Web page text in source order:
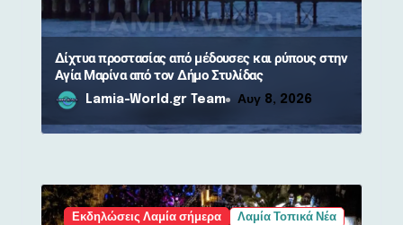
Δίχτυα προστασίας από μέδουσες και ρύπους στην
Αγία Μαρίνα από τον Δήμο Στυλίδας
Lamia-World.gr Team Αυγ 8, 2026
Εκδηλώσεις Λαμία σήμερα Λαμία Τοπικά Νέα